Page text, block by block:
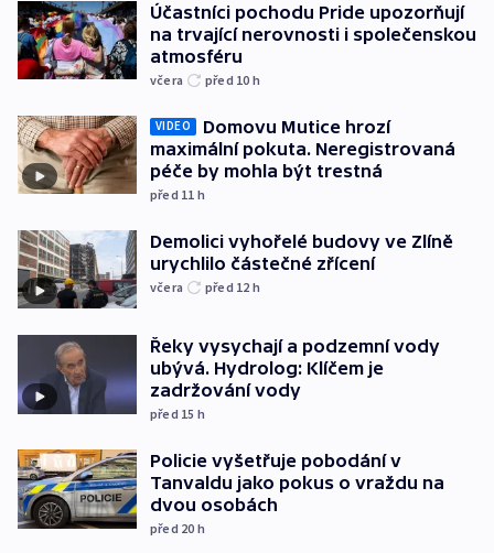
Účastníci pochodu Pride upozorňují
na trvající nerovnosti i společenskou
atmosféru
včera před 10 h
VIDEO
Domovu Mutice hrozí
maximální pokuta. Neregistrovaná
péče by mohla být trestná
před 11 h
Demolici vyhořelé budovy ve Zlíně
urychlilo částečné zřícení
včera před 12 h
Řeky vysychají a podzemní vody
ubývá. Hydrolog: Klíčem je
zadržování vody
před 15 h
Policie vyšetřuje pobodání v
Tanvaldu jako pokus o vraždu na
dvou osobách
před 20 h